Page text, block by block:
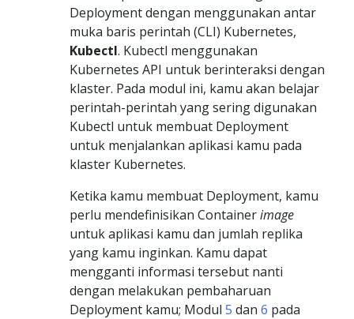
Deployment dengan menggunakan antar
muka baris perintah (CLI) Kubernetes,
Kubectl. Kubectl menggunakan
Kubernetes API untuk berinteraksi dengan
klaster. Pada modul ini, kamu akan belajar
perintah-perintah yang sering digunakan
Kubectl untuk membuat Deployment
untuk menjalankan aplikasi kamu pada
klaster Kubernetes.
Ketika kamu membuat Deployment, kamu
perlu mendefinisikan Containerimage
untuk aplikasi kamu dan jumlah replika
yang kamu inginkan. Kamu dapat
mengganti informasi tersebut nanti
dengan melakukan pembaharuan
Deployment kamu; Modul 5 dan 6 pada